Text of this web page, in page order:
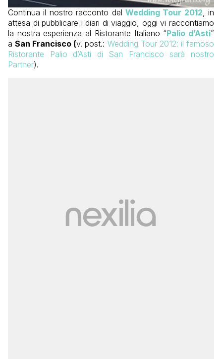
Continua il nostro racconto del Wedding Tour 2012, in
attesa di pubblicare i diari di viaggio, oggi vi raccontiamo
la nostra esperienza al Ristorante Italiano “Palio d’Asti”
aSan Francisco (v. post.: Wedding Tour 2012: il famoso
Ristorante Palio d’Asti di San Francisco sarà nostro
Partner).